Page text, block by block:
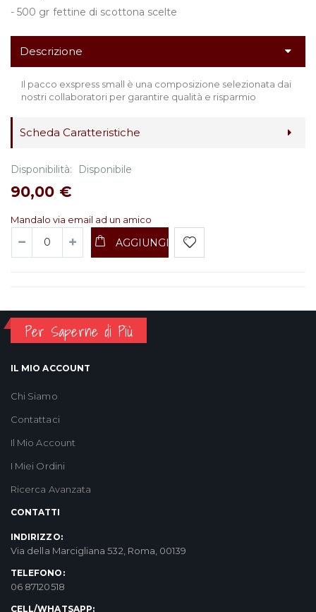
- 500 gr fettine di scottona scelte
Descrizione
Il pacco exspress small è una composizione selezionata dai
nostri collaboratori per garantire qualità e risparmio
Scheda Caratteristiche
Disponibilità: Disponibile
90,00 €
Mandalo via email ad un amico
AGGIUNGI
Per Saperne di Più
IL MIO ACCOUNT
Chi Siamo
Contattaci
Il Mio Account
I Miei Ordini
Ricerca Avanzata
CONTATTI
INDIRIZZO:
Via della Marcigliana 532, Roma, 00139
TELEFONO:
06 87120518
CELL/WHATSAPP: